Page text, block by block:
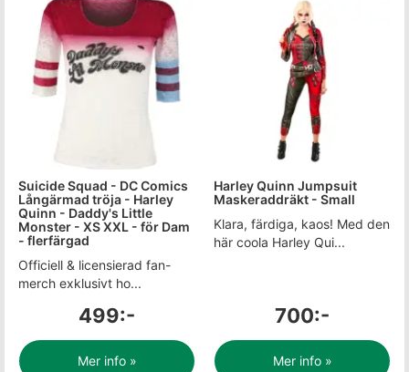
Suicide Squad - DC Comics
Långärmad tröja - Harley
Quinn - Daddy's Little
Monster - XS XXL - för Dam
- flerfärgad
Officiell & licensierad fan-
merch exklusivt ho...
499:-
Mer info »
Harley Quinn Jumpsuit
Maskeraddräkt - Small
Klara, färdiga, kaos! Med den
här coola Harley Qui...
700:-
Mer info »